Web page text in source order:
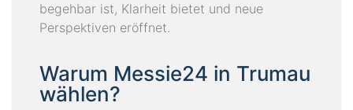
begehbar ist, Klarheit bietet und neue
Perspektiven eröffnet.
Warum Messie24 in Trumau
wählen?